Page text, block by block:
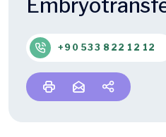
+90 533 822 12 12